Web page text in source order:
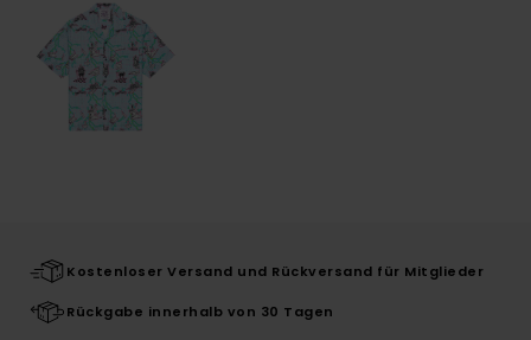
Kostenloser Versand und Rückversand für Mitglieder
Rückgabe innerhalb von 30 Tagen